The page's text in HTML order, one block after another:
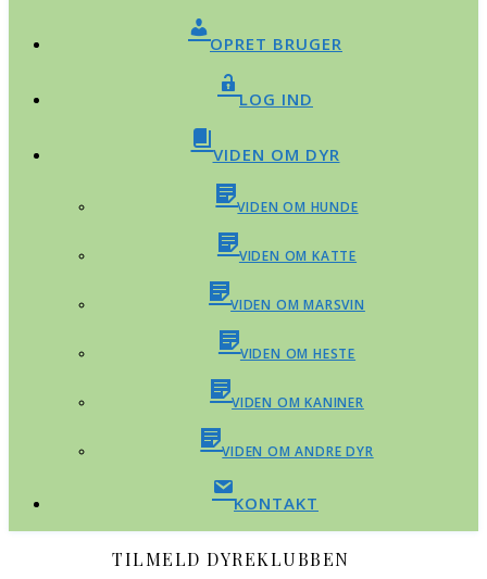
OPRET BRUGER
LOG IND
VIDEN OM DYR
VIDEN OM HUNDE
VIDEN OM KATTE
VIDEN OM MARSVIN
VIDEN OM HESTE
VIDEN OM KANINER
VIDEN OM ANDRE DYR
KONTAKT
TILMELD DYREKLUBBEN